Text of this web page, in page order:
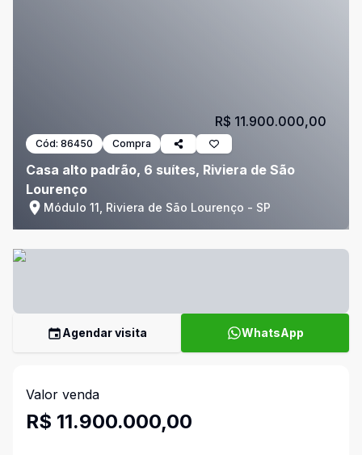
Cód: 86450 Compra
Casa alto padrão, 6 suítes, Riviera de São
Lourenço
Módulo 11, Riviera de São Lourenço - SP
R$ 11.900.000,00
Agendar visita WhatsApp
Valor venda
R$ 11.900.000,00